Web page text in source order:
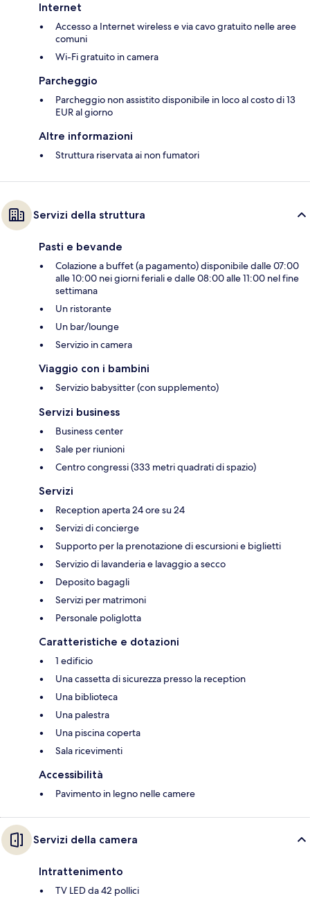
Internet
Accesso a Internet wireless e via cavo gratuito nelle aree
comuni
Wi-Fi gratuito in camera
Parcheggio
Parcheggio non assistito disponibile in loco al costo di 13
EUR al giorno
Altre informazioni
Struttura riservata ai non fumatori
Servizi della struttura
Pasti e bevande
Colazione a buffet (a pagamento) disponibile dalle 07:00
alle 10:00 nei giorni feriali e dalle 08:00 alle 11:00 nel fine
settimana
Un ristorante
Un bar/lounge
Servizio in camera
Viaggio con i bambini
Servizio babysitter (con supplemento)
Servizi business
Business center
Sale per riunioni
Centro congressi (333 metri quadrati di spazio)
Servizi
Reception aperta 24 ore su 24
Servizi di concierge
Supporto per la prenotazione di escursioni e biglietti
Servizio di lavanderia e lavaggio a secco
Deposito bagagli
Servizi per matrimoni
Personale poliglotta
Caratteristiche e dotazioni
1 edificio
Una cassetta di sicurezza presso la reception
Una biblioteca
Una palestra
Una piscina coperta
Sala ricevimenti
Accessibilità
Pavimento in legno nelle camere
Servizi della camera
Intrattenimento
TV LED da 42 pollici